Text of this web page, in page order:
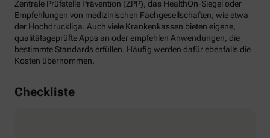
Zentrale Prüfstelle Prävention (ZPP), das HealthOn-Siegel oder
Empfehlungen von medizinischen Fachgesellschaften, wie etwa
der Hochdruckliga. Auch viele Krankenkassen bieten eigene,
qualitätsgeprüfte Apps an oder empfehlen Anwendungen, die
bestimmte Standards erfüllen. Häufig werden dafür ebenfalls die
Kosten übernommen.
Checkliste